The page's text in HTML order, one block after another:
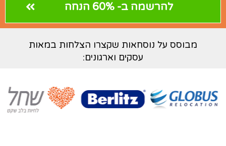
להרשמה ב- 60% הנחה
מבוסס על נוסחאות שקצרו הצלחות במאות
עסקים וארגונים: